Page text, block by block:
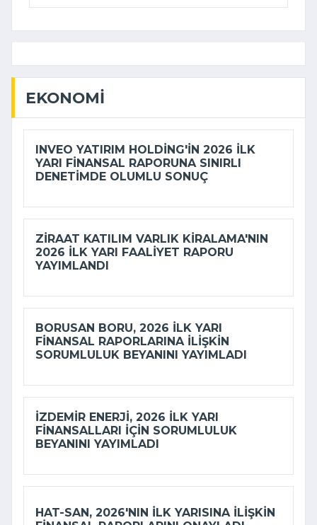
EKONOMI
INVEO YATIRIM HOLDING'IN 2026 ILK
YARI FINANSAL RAPORUNA SINIRLI
DENETIMDE OLUMLU SONUÇ
ZIRAAT KATILIM VARLIK KIRALAMA'NIN
2026 ILK YARI FAALIYET RAPORU
YAYIMLANDI
BORUSAN BORU, 2026 ILK YARI
FINANSAL RAPORLARINA ILIŞKIN
SORUMLULUK BEYANINI YAYIMLADI
İZDEMİR ENERJI, 2026 ILK YARI
FINANSALLARI IÇIN SORUMLULUK
BEYANINI YAYIMLADI
HAT-SAN, 2026'NIN ILK YARISINA ILIŞKIN